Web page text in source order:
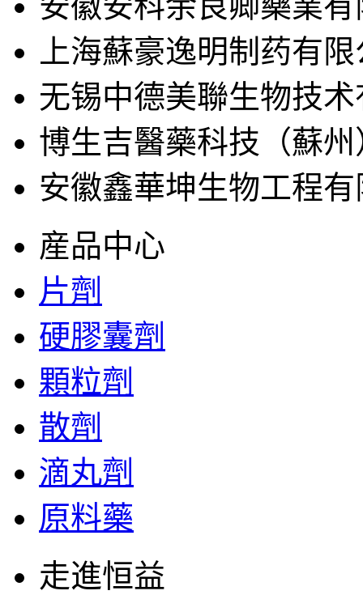
上海蘇豪逸明制药有
无锡中德美聯生物技
博生吉醫藥科技（蘇
安徽鑫華坤生物工程
産品中心
片劑
硬膠囊劑
顆粒劑
散劑
滴丸劑
原料藥
走進恒益